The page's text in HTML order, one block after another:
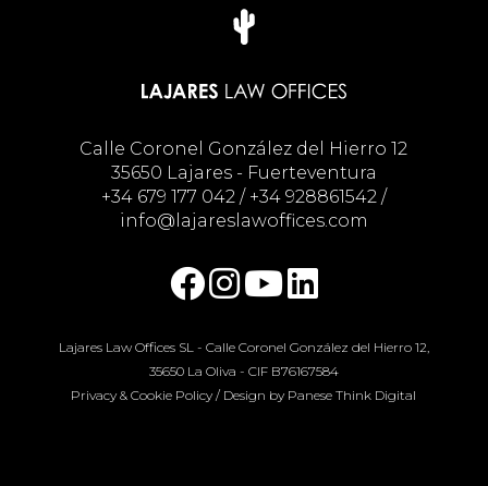
Calle Coronel González del Hierro 12
35650 Lajares - Fuerteventura
+34 679 177 042 / +34 928861542 /
info@lajareslawoffices.com
Lajares Law Offices SL - Calle Coronel González del Hierro 12,
35650 La Oliva - CIF B76167584
Privacy & Cookie Policy / Design by Panese Think Digital